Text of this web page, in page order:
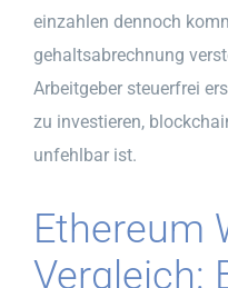
einzahlen dennoch
gehaltsabrechnung
Arbeitgeber steuerfrei
zu investieren,
unfehlbar ist.
Ethereum
Vergleich: